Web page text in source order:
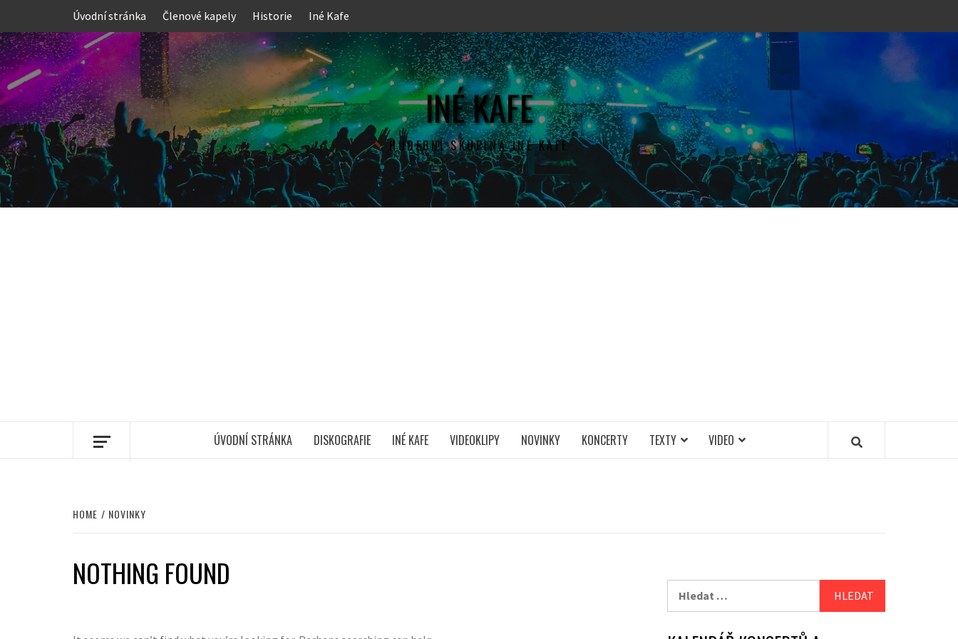
content
Úvodní stránka Členové kapely Historie Iné Kafe
INÉ KAFE
HUDEBNÍ SKUPINA INÉ KAFE
ÚVODNÍ STRÁNKA DISKOGRAFIE INÉ KAFE VIDEOKLIPY NOVINKY KONCERTY TEXTY VIDEO
HOME NOVINKY
NOTHING FOUND